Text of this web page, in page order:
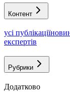
Контент
усі публікації
експертів
Рубрики
Додатково